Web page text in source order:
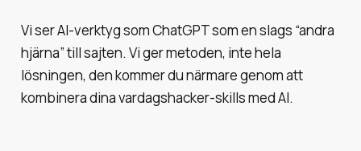
Vi ser AI-verktyg som ChatGPT som en slags “andra
hjärna” till sajten. Vi ger metoden, inte hela
lösningen, den kommer du närmare genom att
kombinera dina vardagshacker-skills med AI.